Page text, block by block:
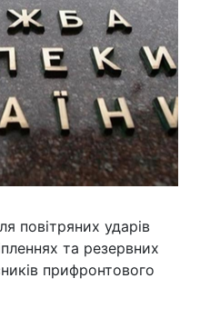
повітряних ударів
та резервних
прифронтового